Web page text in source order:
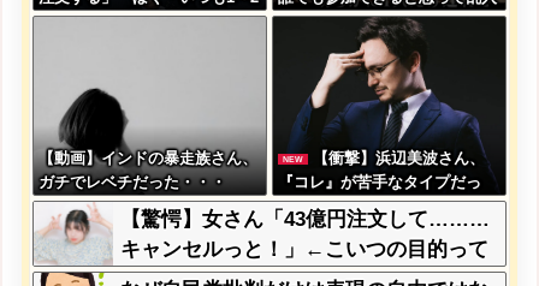
個しか使わないけど本当に20で
がコレワイが悪いん
か？？？？？？？？
した結果ｗｗｗｗｗｗｗｗｗｗ
【動画】インドの暴走族さん、
ガチでレベチだった・・・
NEW
【衝撃】浜辺美波さん、
『コレ』が苦手なタイプだっ
た！？←お世話してあげたい弱
男が大量沸きしてしまうw w w
w w w w w w
【驚愕】女さん「43億円注文して………
キャンセルっと！」←こいつの目的って
一体なんなの？？？？？？？